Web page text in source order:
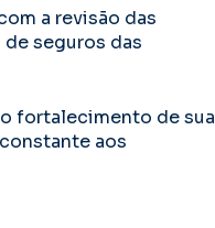
a revisão das
seguros das
fortalecimento de sua
aos